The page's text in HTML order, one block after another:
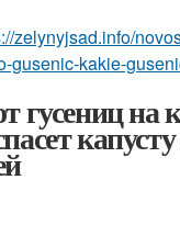
zelynyjsad.info/
gusenic-kakie-
гусениц на